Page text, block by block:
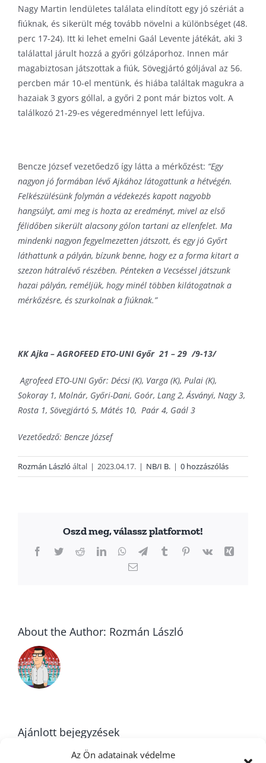
Az Ön adatainak védelme
Nagy Martin lendületes találata elindított egy jó szériát a
fiúknak, és sikerült még tovább növelni a különbséget (48.
perc 17-24). Itt ki lehet emelni Gaál Levente játékát, aki 3
találattal járult hozzá a győri gólzáporhoz. Innen már
magabiztosan játszottak a fiúk, Sövegjártó góljával az 56.
percben már 10-el mentünk, és hiába találtak magukra a
hazaiak 3 gyors góllal, a győri 2 pont már biztos volt. A
találkozó 21-29-es végeredménnyel lett lefújva.
Bencze József vezetőedző így látta a mérkőzést: “Egy
nagyon jó formában lévő Ajkához látogattunk a hétvégén.
Felkészülésünk folymán a védekezés kapott nagyobb
hangsúlyt, ami meg is hozta az eredményt, mivel az első
félidőben sikerült alacsony gólon tartani az ellenfelet. Ma
mindenki nagyon fegyelmezetten játszott, és egy jó Győrt
láthattunk a pályán, bízunk benne, hogy ez a forma kitart a
szezon hátralévő részében. Pénteken a Vecséssel játszunk
hazai pályán, reméljük, hogy minél többen kilátogatnak a
mérkőzésre, és szurkolnak a fiúknak.”
KK Ajka – AGROFEED ETO-UNI Győr 21 – 29 /9-13/
Agrofeed ETO-UNI Győr: Décsi (K), Varga (K), Pulai (K),
Sokoray 1, Molnár, Győri-Dani, Goór, Lang 2, Ásványi, Nagy 3,
Rosta 1, Sövegjártó 5, Mátés 10, Paár 4, Gaál 3
Vezetőedző: Bencze József
Rozmán László által | 2023.04.17. | NB/I B. | 0 hozzászólás
Oszd meg, válassz platformot!
Facebook
TwitterRedditLinkedInWhatsApp
TelegramTumblrPinterest
Vk
Xing
Email:
About the Author: Rozmán László
Ajánlott bejegyzések